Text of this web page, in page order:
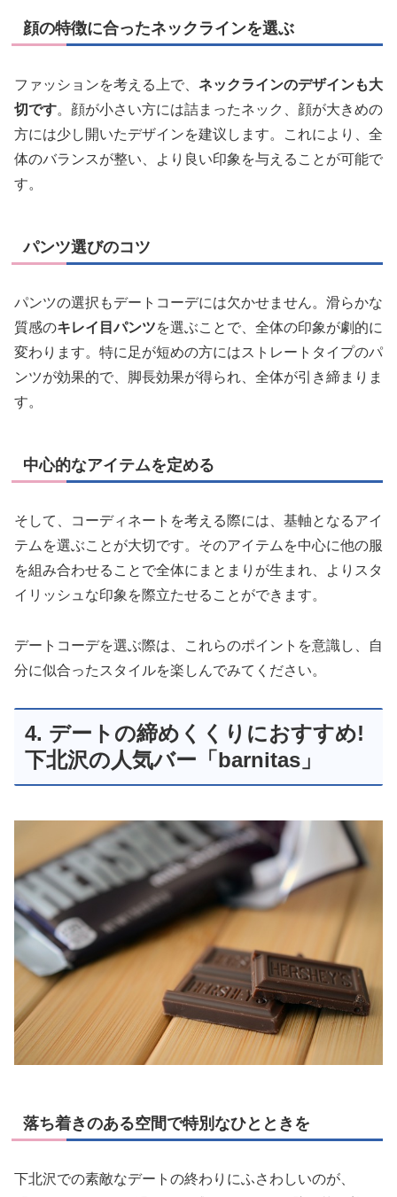
顔の特徴に合ったネックラインを選ぶ
ファッションを考える上で、 ネックラインのデザインも大
切です。顔が小さい方には詰まったネック、顔が大きめの
方には少し開いたデザインを建议します。これにより、全
体のバランスが整い、より良い印象を与えることが可能で
す。
パンツ選びのコツ
パンツの選択もデートコーデには欠かせません。滑らかな
質感のキレイ目パンツを選ぶことで、全体の印象が劇的に
変わります。特に足が短めの方にはストレートタイプのパ
ンツが効果的で、脚長効果が得られ、全体が引き締まりま
す。
中心的なアイテムを定める
そして、コーディネートを考える際には、基軸となるアイ
テムを選ぶことが大切です。そのアイテムを中心に他の服
を組み合わせることで全体にまとまりが生まれ、よりスタ
イリッシュな印象を際立たせることができます。
デートコーデを選ぶ際は、これらのポイントを意識し、自
分に似合ったスタイルを楽しんでみてください。
4. デートの締めくくりにおすすめ!
下北沢の人気バー「barnitas」
落ち着きのある空間で特別なひとときを
下北沢での素敵なデートの終わりにふさわしいのが、